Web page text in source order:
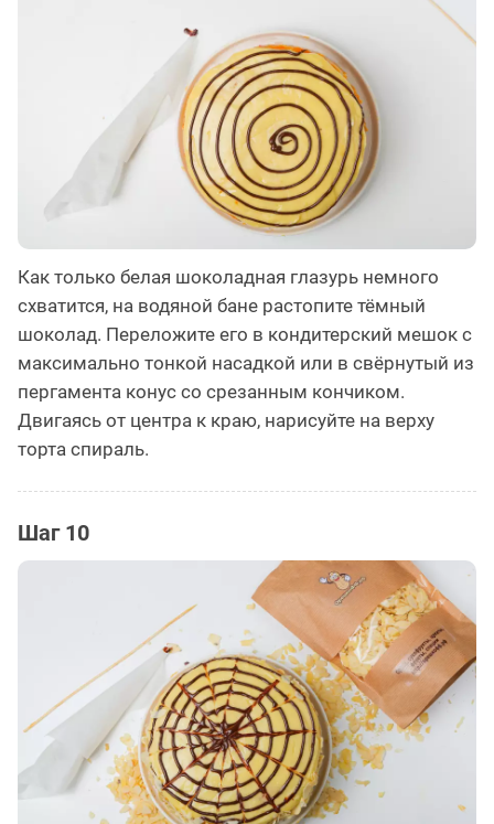
Как только белая шоколадная глазурь немного
схватится, на водяной бане растопите тёмный
шоколад. Переложите его в кондитерский мешок с
максимально тонкой насадкой или в свёрнутый из
пергамента конус со срезанным кончиком.
Двигаясь от центра к краю, нарисуйте на верху
торта спираль.
Шаг 10